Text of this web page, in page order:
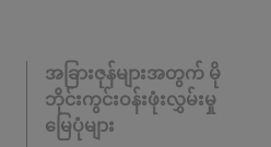
အခြားဇုန်များအတွက် မို
ဘိုင်းကွင်းဝန်းဖုံးလွှမ်းမှု
မြေပုံများ